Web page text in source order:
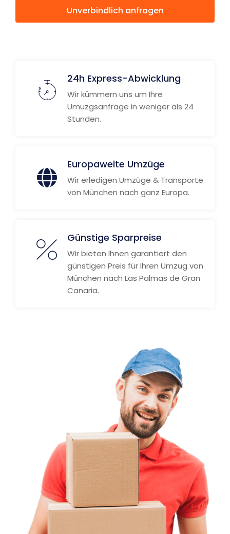
Unverbindlich anfragen
24h Express-Abwicklung
Wir kümmern uns um Ihre
Umuzgsanfrage in weniger als 24
Stunden.
Europaweite Umzüge
Wir erledigen Umzüge & Transporte
von München nach ganz Europa.
Günstige Sparpreise
Wir bieten Ihnen garantiert den
günstigen Preis für Ihren Umzug von
München nach Las Palmas de Gran
Canaria.